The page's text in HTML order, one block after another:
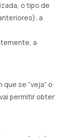
o tipo de
a
a
se “veja” o
permitir obter